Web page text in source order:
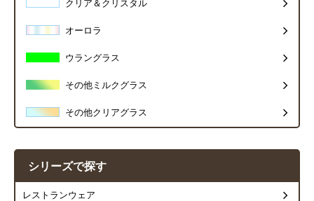
クリア＆クリスタル
オーロラ
ウラングラス
その他ミルクグラス
その他クリアグラス
シリーズで探す
レストランウェア